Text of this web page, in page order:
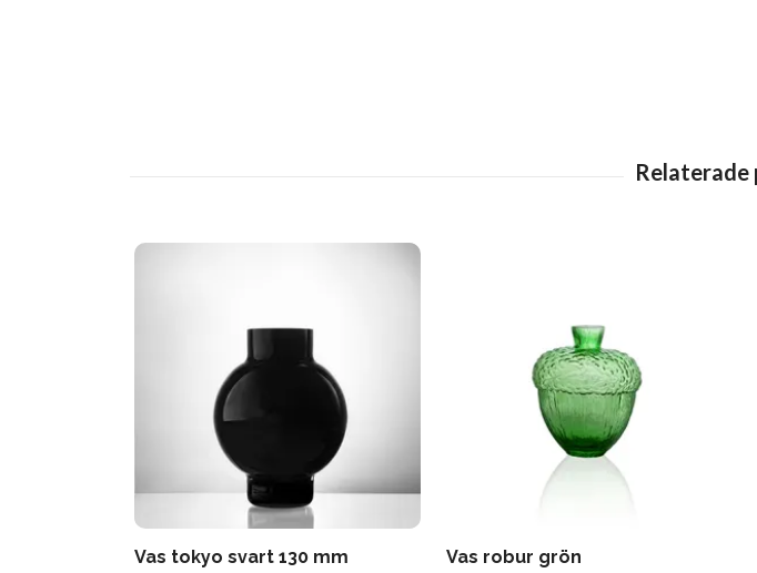
Vas tokyo svart 130 mm
Vas robur grön